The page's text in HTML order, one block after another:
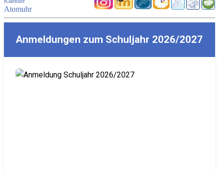
Atomuhr
Anmeldungen zum Schuljahr 2026/2027